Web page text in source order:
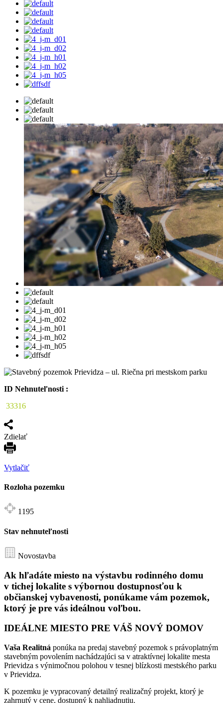
ID Nehnuteľnosti :
33316
Zdielať
Vytlačiť
Rozloha pozemku
1195
Stav nehnuteľnosti
Novostavba
Ak hľadáte miesto na výstavbu rodinného domu
v tichej lokalite s výbornou dostupnosťou k
občianskej vybavenosti, ponúkame vám pozemok,
ktorý je pre vás ideálnou voľbou.
IDEÁLNE MIESTO PRE VÁŠ NOVÝ DOMOV
Vaša Realitná ponúka na predaj stavebný pozemok s právoplatným
stavebným povolením nachádzajúci sa v atraktívnej lokalite mesta
Prievidza s výnimočnou polohou v tesnej blízkosti mestského parku
v Prievidza.
K pozemku je vypracovaný detailný realizačný projekt, ktorý je
zahrnutý v cene, dostupný k nahliadnutiu.